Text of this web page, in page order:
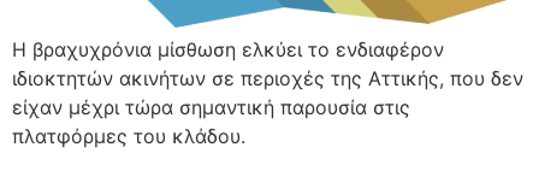
Η βραχυχρόνια μίσθωση ελκύει το ενδιαφέρον
ιδιοκτητών ακινήτων σε περιοχές της Αττικής, που δεν
είχαν μέχρι τώρα σημαντική παρουσία στις
πλατφόρμες του κλάδου.